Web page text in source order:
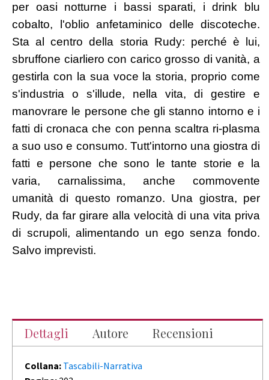
per oasi notturne i bassi sparati, i drink blu
cobalto, l'oblio anfetaminico delle discoteche.
Sta al centro della storia Rudy: perché è lui,
sbruffone ciarliero con carico grosso di vanità, a
gestirla con la sua voce la storia, proprio come
s'industria o s'illude, nella vita, di gestire e
manovrare le persone che gli stanno intorno e i
fatti di cronaca che con penna scaltra ri-plasma
a suo uso e consumo. Tutt'intorno una giostra di
fatti e persone che sono le tante storie e la
varia, carnalissima, anche commovente
umanità di questo romanzo. Una giostra, per
Rudy, da far girare alla velocità di una vita priva
di scrupoli, alimentando un ego senza fondo.
Salvo imprevisti.
Dettagli Autore Recensioni
Collana: Tascabili-Narrativa